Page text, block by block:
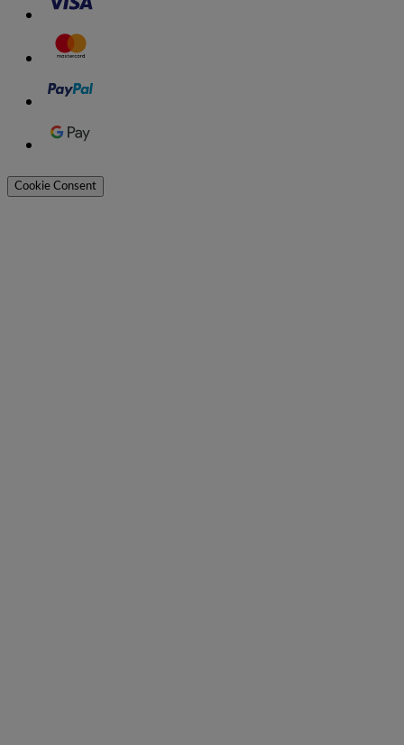
Cookie Consent